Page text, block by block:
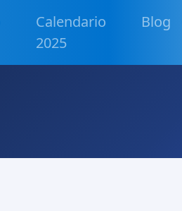
Calendario
2025
Blog